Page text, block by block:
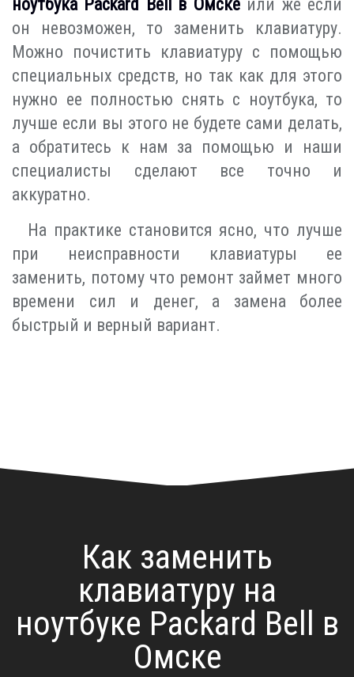
ноутбука Packard Bell в Омскеили же если
он невозможен, то заменить клавиатуру.
Можно почистить клавиатуру с помощью
специальных средств, но так как для этого
нужно ее полностью снять с ноутбука, то
лучше если вы этого не будете сами делать,
а обратитесь к нам за помощью и наши
специалисты сделают все точно и
аккуратно.
На практике становится ясно, что лучше
при неисправности клавиатуры ее
заменить, потому что ремонт займет много
времени сил и денег, а замена более
быстрый и верный вариант.
Как заменить
клавиатуру на
ноутбуке Packard Bell в
Омске